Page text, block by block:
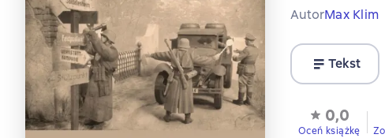
AutorMax Klim
Tekst
0,0
Oceń książkę